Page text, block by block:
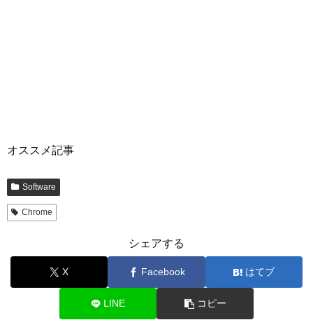
オススメ記事
Software
Chrome
シェアする
X Facebook はてブ
LINE コピー